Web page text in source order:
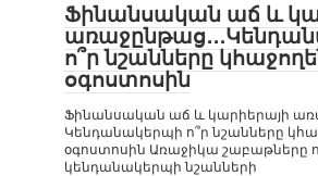
Ֆինանսական աճ և
ո՞ր նշանները
օգոստոսին
Ֆինանսական աճ և կարիերայի
Կենդանակերպի ո՞ր նշանները
օգոստոսին Առաջիկա շաբաթները
կենդանակերպի նշանների